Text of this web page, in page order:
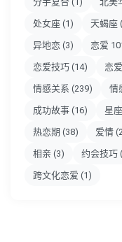
处女座 (1) 天蝎座
异地恋 (3) 恋爱
恋爱技巧 (14) 恋
情感关系 (239) 情
成功故事 (16) 星座
热恋期 (38) 爱情
相亲 (3) 约会技巧
跨文化恋爱 (1)